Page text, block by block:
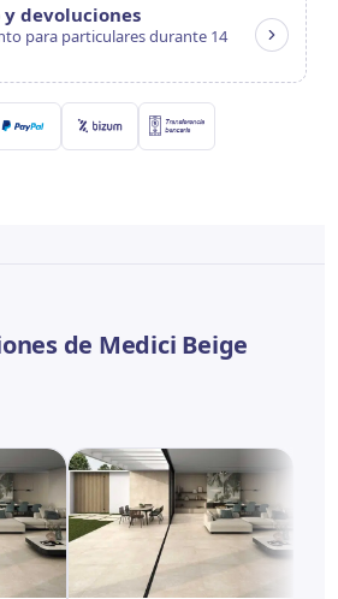
devoluciones
para particulares durante 14
de Medici Beige